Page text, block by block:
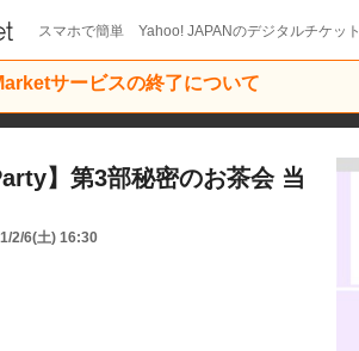
スマホで簡単 Yahoo! JAPANのデジタルチケット
サービスの終了について
】第3部秘密のお茶会 当
2/6(土) 16:30